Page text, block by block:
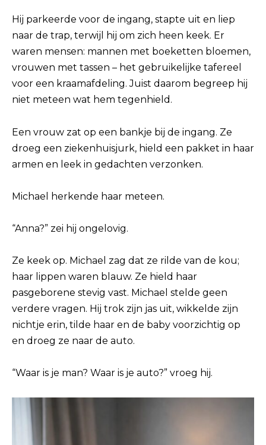
Hij parkeerde voor de ingang, stapte uit en liep
naar de trap, terwijl hij om zich heen keek. Er
waren mensen: mannen met boeketten bloemen,
vrouwen met tassen – het gebruikelijke tafereel
voor een kraamafdeling. Juist daarom begreep hij
niet meteen wat hem tegenhield.
Een vrouw zat op een bankje bij de ingang. Ze
droeg een ziekenhuisjurk, hield een pakket in haar
armen en leek in gedachten verzonken.
Michael herkende haar meteen.
“Anna?” zei hij ongelovig.
Ze keek op. Michael zag dat ze rilde van de kou;
haar lippen waren blauw. Ze hield haar
pasgeborene stevig vast. Michael stelde geen
verdere vragen. Hij trok zijn jas uit, wikkelde zijn
nichtje erin, tilde haar en de baby voorzichtig op
en droeg ze naar de auto.
“Waar is je man? Waar is je auto?” vroeg hij.